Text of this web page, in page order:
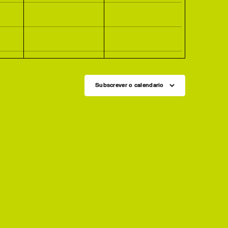
Subscrever o calendario